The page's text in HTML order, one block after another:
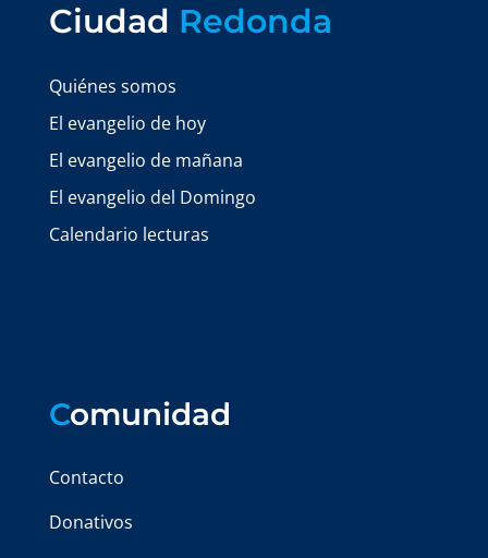
Ciudad Redonda
Quiénes somos
El evangelio de hoy
El evangelio de mañana
El evangelio del Domingo
Calendario lecturas
Comunidad
Contacto
Donativos